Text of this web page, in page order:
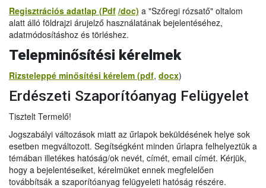
Regisztrációs adatlap (Pdf /doc) a "Szőregi rózsatő" oltalom
alatt álló földrajzi árujelző használatának bejelentéséhez,
adatmódosításhoz és törléshez.
Telepminősítési kérelmek
Rizsteleppé minősítési kérelem (pdf, docx)
Erdészeti Szaporítóanyag Felügyelet
Tisztelt Termelő!
Jogszabályi változások miatt az űrlapok beküldésének helye sok
esetben megváltozott. Segítségként minden űrlapra felhelyeztük a
témában illetékes hatóság/ok nevét, címét, email címét. Kérjük,
hogy a bejelentéseiket, kérelmüket ennek megfelelően
továbbítsák a szaporítóanyag felügyeleti hatóság részére.